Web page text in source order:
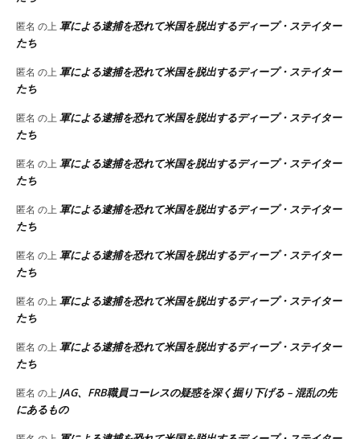
匿名 の上軍による逮捕を恐れて米国を脱出するディープ・ステイター
たち
匿名 の上軍による逮捕を恐れて米国を脱出するディープ・ステイター
たち
匿名 の上軍による逮捕を恐れて米国を脱出するディープ・ステイター
たち
匿名 の上軍による逮捕を恐れて米国を脱出するディープ・ステイター
たち
匿名 の上軍による逮捕を恐れて米国を脱出するディープ・ステイター
たち
匿名 の上軍による逮捕を恐れて米国を脱出するディープ・ステイター
たち
匿名 の上軍による逮捕を恐れて米国を脱出するディープ・ステイター
たち
匿名 の上軍による逮捕を恐れて米国を脱出するディープ・ステイター
たち
匿名 の上 JAG、FRB職員コーレスの疑惑を深く掘り下げる – 混乱の先
にあるもの